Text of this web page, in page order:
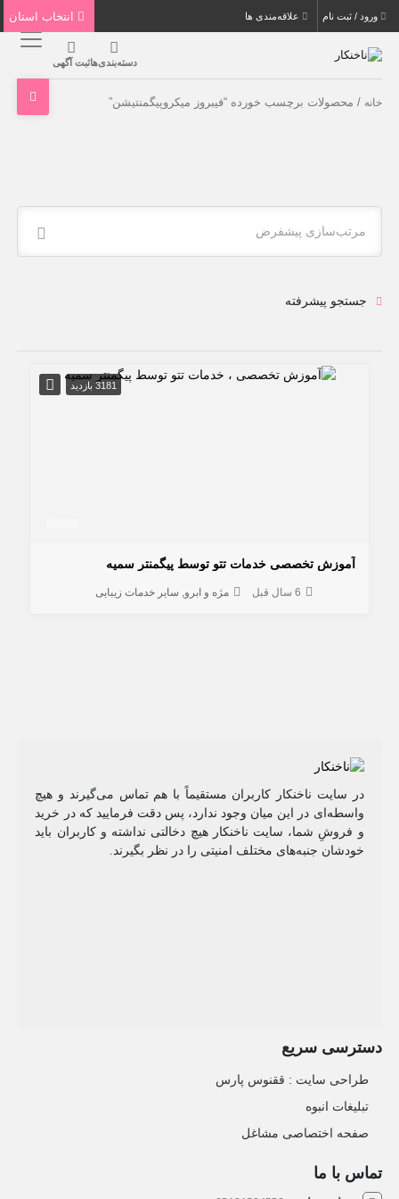
ورود / ثبت نام علاقه‌مندی ها
دسته‌بندی‌هاثبت آگهی
خانه / محصولات برچسب خورده “فیبروز میکروپیگمنتیشن”
مرتب‌سازی پیشفرض
جستجو پیشرفته
3181 بازدید
آموزش تخصصی خدمات تتو توسط پیگمنتر سمیه
6 سال قبل مژه و ابرو سایر خدمات زیبایی
در سایت ناخنکار کاربران مستقیماً با هم تماس می‌گیرند و هیچ
واسطه‌ای در این میان وجود ندارد، پس دقت فرمایید که در خرید
و فروشِ شما، سایت ناخنکار هیچ دخالتی نداشته و کاربران باید
خودشان جنبه‌های مختلف امنیتی را در نظر بگیرند.
دسترسی سریع
طراحی سایت :‌ ققنوس پارس
تبلیغات انبوه
صفحه اختصاصی مشاغل
تماس با ما